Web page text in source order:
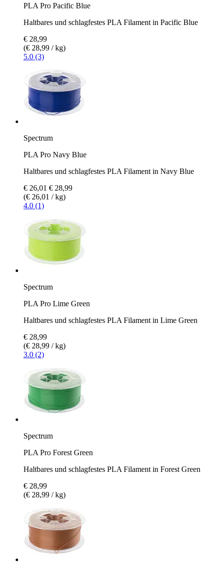
PLA Pro Pacific Blue
Haltbares und schlagfestes PLA Filament in Pacific Blue
€ 28,99
(€ 28,99 / kg)
5.0 (3)
Spectrum
PLA Pro Navy Blue
Haltbares und schlagfestes PLA Filament in Navy Blue
€ 26,01 € 28,99
(€ 26,01 / kg)
4.0 (1)
Spectrum
PLA Pro Lime Green
Haltbares und schlagfestes PLA Filament in Lime Green
€ 28,99
(€ 28,99 / kg)
3.0 (2)
Spectrum
PLA Pro Forest Green
Haltbares und schlagfestes PLA Filament in Forest Green
€ 28,99
(€ 28,99 / kg)